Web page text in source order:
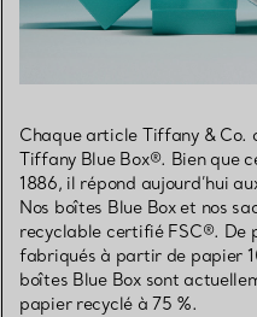
Chaque article Tiffany & Co.
Tiffany Blue Box®. Bien que
1886, il répond aujourd’hui
Nos boîtes Blue Box et nos
recyclable certifié FSC®. De
fabriqués à partir de papier
boîtes Blue Box sont
papier recyclé à 75 %.